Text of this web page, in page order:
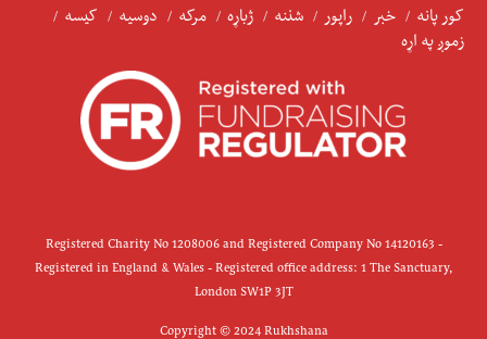
کور پانه خبر راپور شننه ژباړه مرکه دوسیه
کیسه
زموږ په اړه
Registered Charity No 1208006 and Registered Company No 14120163 -
Registered in England & Wales - Registered office address: 1 The Sanctuary,
London SW1P 3JT
Copyright © 2024 Rukhshana